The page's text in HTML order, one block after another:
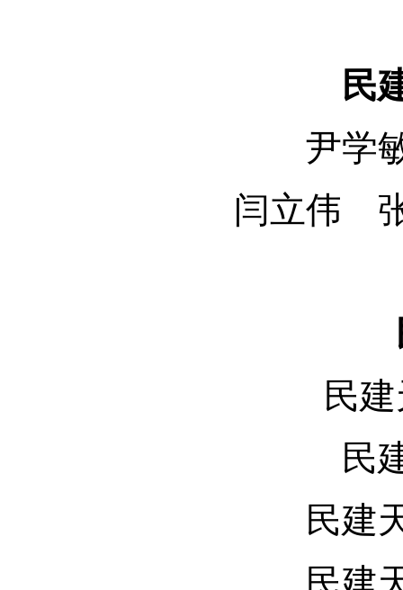
民
尹学
闫立伟
民
民
民建